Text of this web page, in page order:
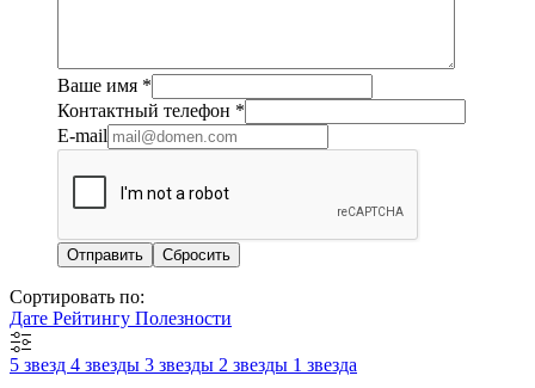
Ваше имя *
Контактный телефон *
E-mail
Сбросить
Сортировать по:
Дате Рейтингу Полезности
5 звезд 4 звезды 3 звезды 2 звезды 1 звезда